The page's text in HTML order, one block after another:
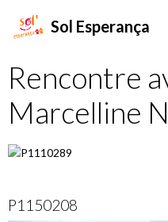
Sol Esperança
Rencontre
Marcelline
P1150208